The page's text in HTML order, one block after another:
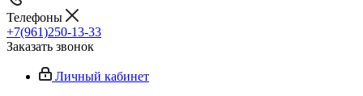
Телефоны
+7(961)250-13-33
Заказать звонок
Личный кабинет